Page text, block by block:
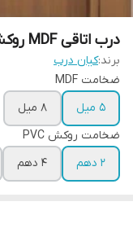
درب اتاقی MDF روکش PVC مدل شارپ / کیان درب
برند:کیان درب
ضخامت MDF
5 میل
8 میل
ضخامت روکش PVC
2 دهم
4 دهم